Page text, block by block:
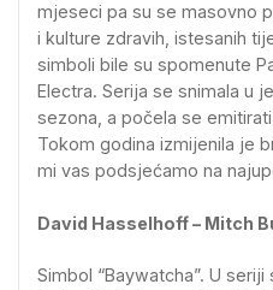
mjeseci pa su se masovno
i kulture zdravih, istesanih
simboli bile su spomenute
Electra. Serija se snimala u
sezona, a počela se
Tokom godina izmijenila je
mi vas podsjećamo na
David Hasselhoff – Mitch
Simbol “Baywatcha”. U